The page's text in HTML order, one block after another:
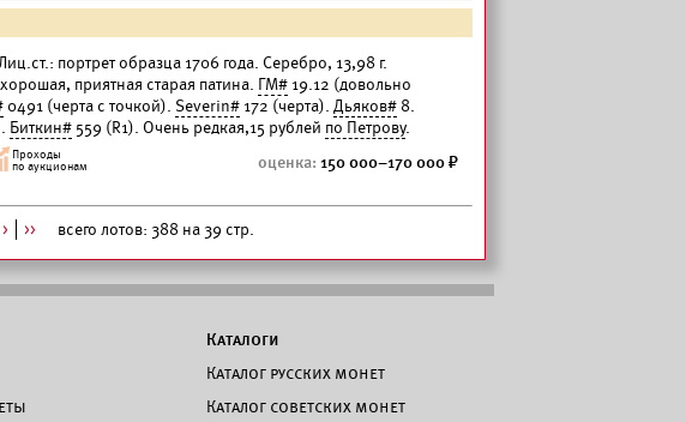
портрет образца 1706 года. Серебро, 13,98 г.
приятная старая патина. ГМ# 19.12 (довольно
0491 (черта с точкой). Severin# 172 (черта). Дьяков# 8.
Биткин# 559 (R1). Очень редкая,15 рублей по Петрову.
150 000–170 000
> >> всего лотов: 388 на 39 стр.
Каталоги
Каталог русских монет
Каталог советских монет